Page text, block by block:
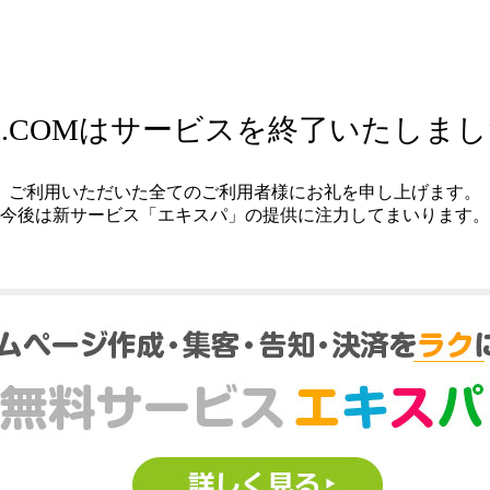
はサービスを終了いたしま
ご利用いただいた全てのご利用者様にお礼を申し上げます。
今後は新サービス「エキスパ」の提供に注力してまいります。